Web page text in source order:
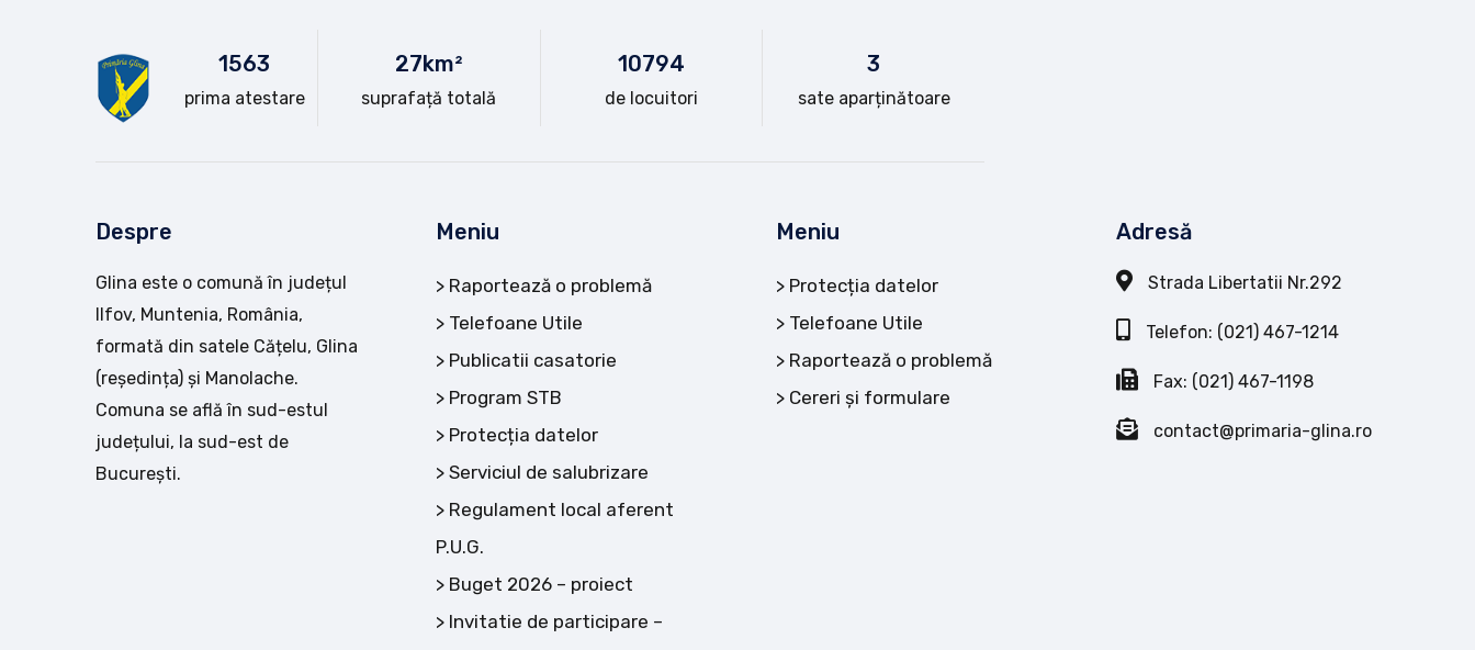
1563
prima atestare
28km²
suprafață totală
10794
de locuitori
3
sate aparținătoare
Despre
Glina este o comună în județul
Ilfov, Muntenia, România,
formată din satele Cățelu, Glina
(reședința) și Manolache.
Comuna se află în sud-estul
județului, la sud-est de
București.
Meniu
Raportează o problemă
Telefoane Utile
Publicatii casatorie
Program STB
Protecția datelor
Serviciul de salubrizare
Regulament local aferent
P.U.G.
Buget 2026 – proiect
Invitatie de participare –
Meniu
Protecția datelor
Telefoane Utile
Raportează o problemă
Cereri și formulare
Adresă
Strada Libertatii Nr.292
Telefon: (021) 467-1214
Fax: (021) 467-1198
contact@primaria-glina.ro